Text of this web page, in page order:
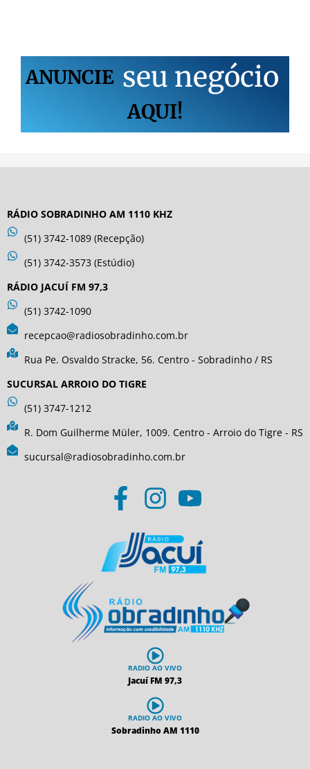
ANUNCIE seu negócio
AQUI!
RÁDIO SOBRADINHO AM 1110 KHZ
(51) 3742-1089 (Recepção)
(51) 3742-3573 (Estúdio)
RÁDIO JACUÍ FM 97,3
(51) 3742-1090
recepcao@radiosobradinho.com.br
Rua Pe. Osvaldo Stracke, 56. Centro - Sobradinho / RS
SUCURSAL ARROIO DO TIGRE
(51) 3747-1212
R. Dom Guilherme Müler, 1009. Centro - Arroio do Tigre - RS
sucursal@radiosobradinho.com.br
RADIO AO VIVO
Jacuí FM 97,3
RADIO AO VIVO
Sobradinho AM 1110